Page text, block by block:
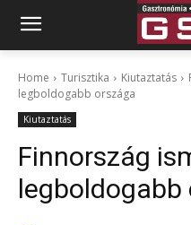
Home Turisztika Kiutaztatás
legboldogabb országa
Kiutaztatás
Finnország
legboldogabb